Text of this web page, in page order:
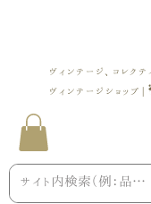
ヴィンテージ、コレク
ヴィンテージショップ |